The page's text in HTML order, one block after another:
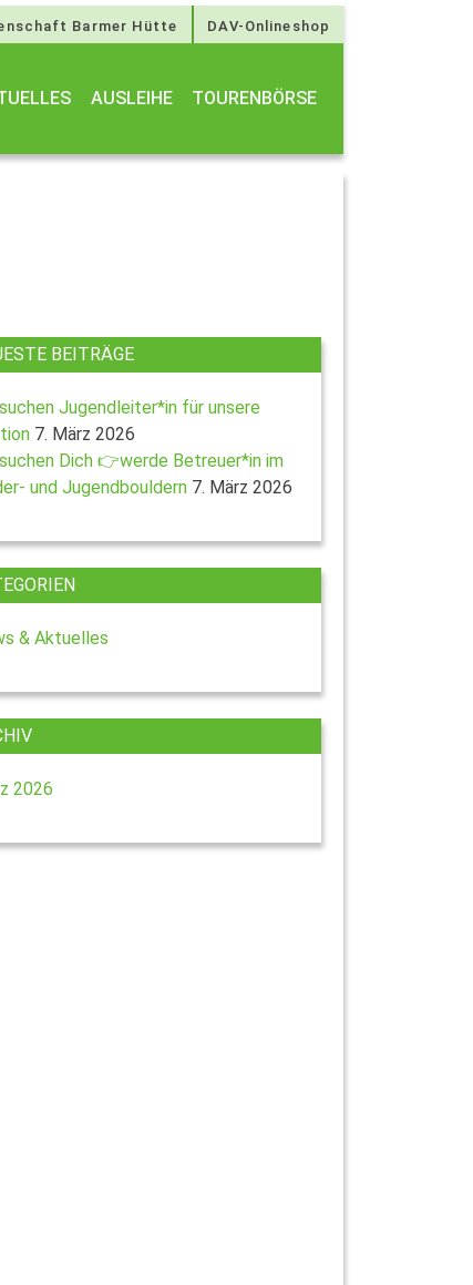
Barmer Hütte DAV-Onlineshop
AUSLEIHE TOURENBÖRSE
BEITRÄGE
Jugendleiter*in für unsere
7. März 2026
Dich 👉werde Betreuer*in im
und Jugendbouldern 7. März 2026
& Aktuelles
2026